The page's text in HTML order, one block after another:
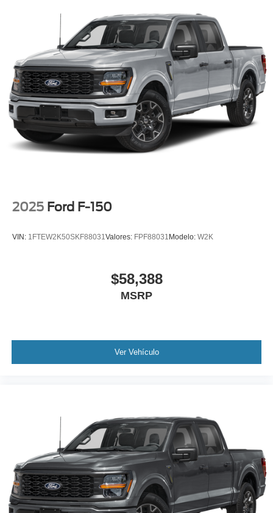
2025 Ford F-150
VIN: 1FTEW2K50SKF88031Valores: FPF88031 Modelo: W2K
$58,388
MSRP
Ver Vehículo